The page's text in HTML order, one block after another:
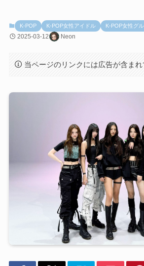
K-POP K-POP女性アイドル K-POP女性グ
2025-03-12 Neon
当ページのリンクには広告が含まれ